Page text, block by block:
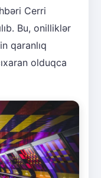
Cerri
Bu, onilliklər
qaranlıq
olduqca